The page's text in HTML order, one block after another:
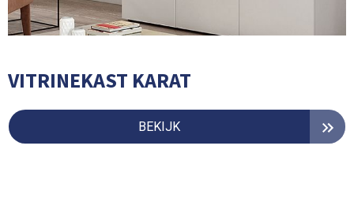
VITRINEKAST KARAT
BEKIJK